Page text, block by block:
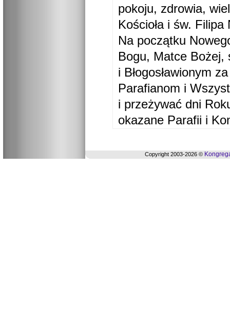
pokoju, zdrowia,
Kościoła i św. Filipa
Na początku
Bogu, Matce Bożej,
i Błogosławionym
Parafianom i
i przeżywać dni
okazane Parafii i
Copyright 2003-2026 ©